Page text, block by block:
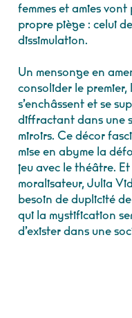
femmes et amies
propre piège : celui
dissimulation.
Un mensonge en
consolider le
s’enchâssent et se
diffractant dans une
miroirs. Ce décor
mise en abyme la
jeu avec le théâtre.
moralisateur, Julia
besoin de duplicité
qui la mystification
d’exister dans une